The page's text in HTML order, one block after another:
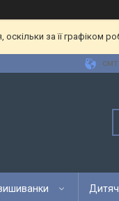
за її графіком